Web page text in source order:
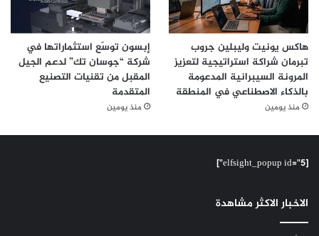
هاكس يونيت وليبلين جروب
تبرمان شراكة استراتيجية لتعزيز
المرونة السيبرانية المدعومة
بالذكاء الاصطناعي في المنطقة
منذ يومين
إبسون توسّع استثماراتها في
شركة “جوسان تك” لدعم الجيل
المقبل من تقنيات التصنيع
المتقدمة
منذ يومين
[elfsight_popup id="5"]
الاخبار الاكثر مشاهدة